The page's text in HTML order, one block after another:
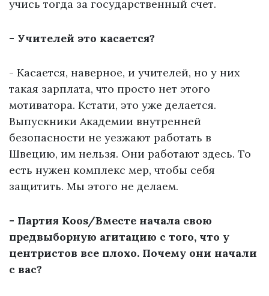
учись тогда за государственный счет.
- Учителей это касается?
- Касается, наверное, и учителей, но у них
такая зарплата, что просто нет этого
мотиватора. Кстати, это уже делается.
Выпускники Академии внутренней
безопасности не уезжают работать в
Швецию, им нельзя. Они работают здесь. То
есть нужен комплекс мер, чтобы себя
защитить. Мы этого не делаем.
- Партия Koos/Вместе начала свою
предвыборную агитацию с того, что у
центристов все плохо. Почему они начали
с вас?